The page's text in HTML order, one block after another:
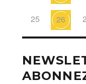
25 26